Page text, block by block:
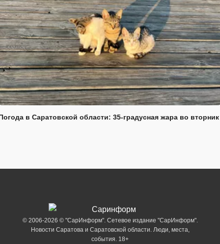
в Саратовской области: 35-градусная жара во вторник
© 2006-2026 © "СарИнформ". Сетевое издание "СарИнформ".
Новости Саратова и Саратовской области. Люди, места,
события. 18+